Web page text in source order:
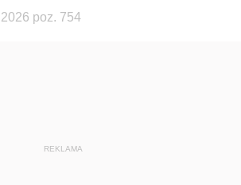
poz. 754
REKLAMA